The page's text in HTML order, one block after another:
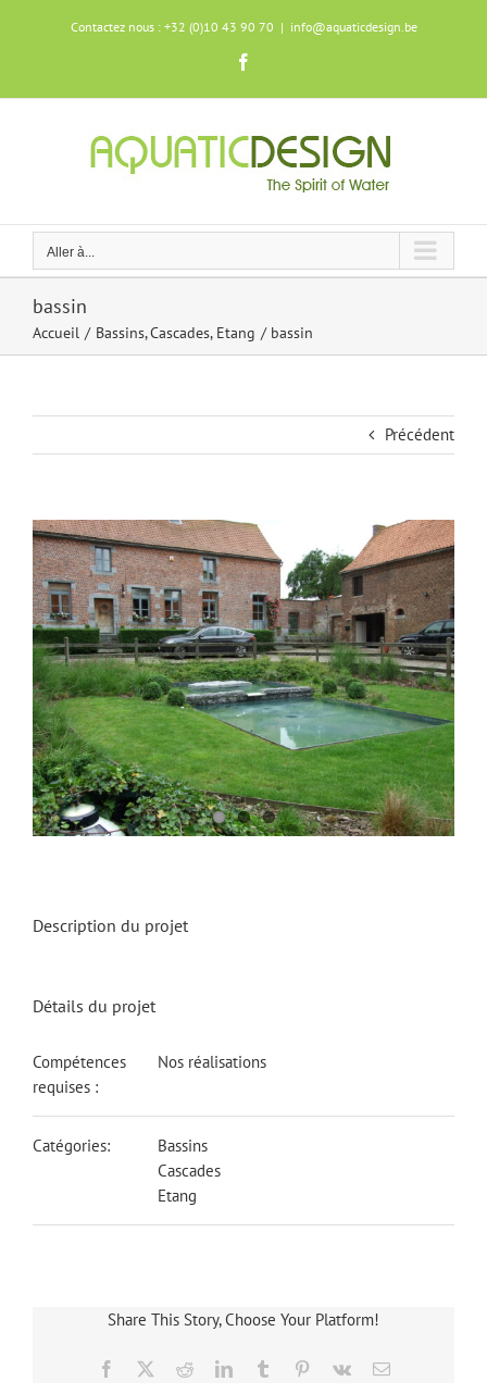
Contactez nous : +32 (0)10 43 90 70 | info@aquaticdesign.be
Aller à...
bassin
Accueil Bassins Cascades Etang bassin
Précédent
View
Larger
Image
Description du projet
Détails du projet
Compétences
requises :
Nos réalisations
Catégories:
Bassins
Cascades
Etang
Share This Story, Choose Your Platform!
Facebook RedditLinkedInTumblr Pinterest
Vk Email